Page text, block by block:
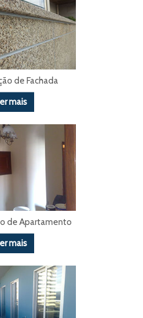
de Fachada
mais
de Apartamento
mais